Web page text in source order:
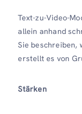
Text-zu-Video-
allein anhand
Sie beschreiben,
erstellt es von
Stärken